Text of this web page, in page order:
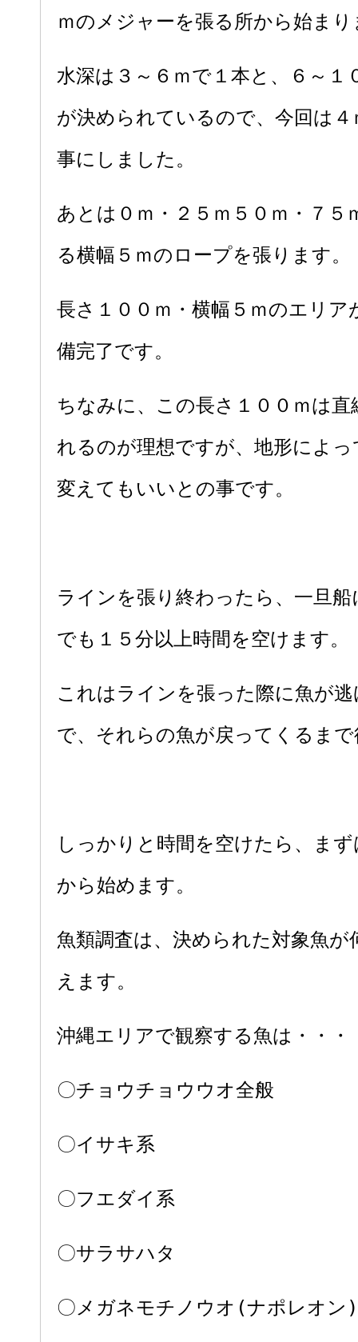
ｍのメジャーを張る所から始まり
水深は３～６ｍで１本と、６～１
が決められているので、今回は
事にしました。
あとは０ｍ・２５ｍ５０ｍ・７５
る横幅５ｍのロープを張ります。
長さ１００ｍ・横幅５ｍのエリア
備完了です。
ちなみに、この長さ１００ｍは直
れるのが理想ですが、地形によ
変えてもいいとの事です。
ラインを張り終わったら、一旦
でも１５分以上時間を空けます。
これはラインを張った際に魚が
で、それらの魚が戻ってくるま
しっかりと時間を空けたら、ま
から始めます。
魚類調査は、決められた対象魚が
えます。
沖縄エリアで観察する魚は・・・
〇チョウチョウウオ全般
〇イサキ系
〇フエダイ系
〇サラサハタ
〇メガネモチノウオ(ナポレオン)